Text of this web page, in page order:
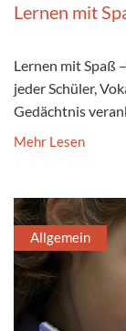
Lernen mit
Lernen mit Spaß
jeder Schüler,
Gedächtnis
Mehr Lesen
Allgemein